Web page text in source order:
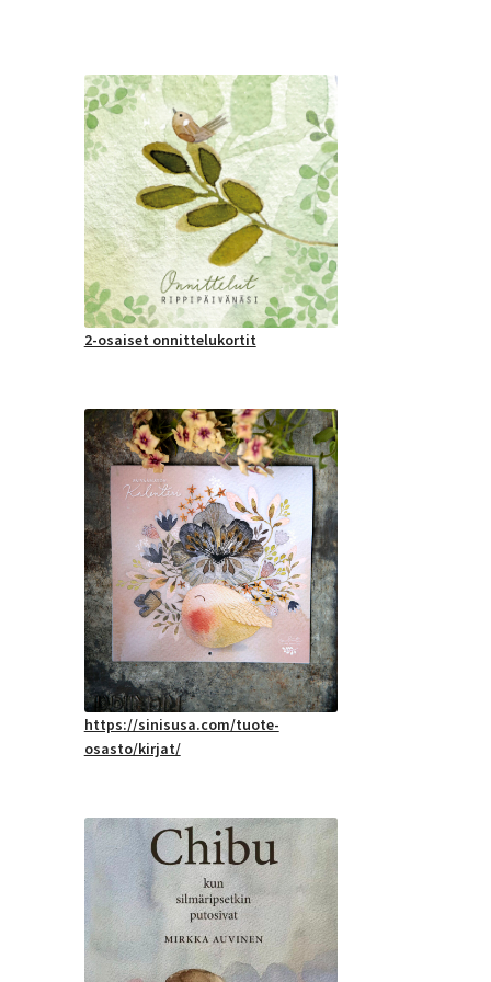
2-osaiset onnittelukortit
https://sinisusa.com/tuote-
osasto/kirjat/